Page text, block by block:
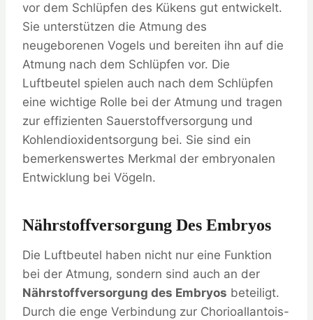
vor dem Schlüpfen des Kükens gut entwickelt.
Sie unterstützen die Atmung des
neugeborenen Vogels und bereiten ihn auf die
Atmung nach dem Schlüpfen vor. Die
Luftbeutel spielen auch nach dem Schlüpfen
eine wichtige Rolle bei der Atmung und tragen
zur effizienten Sauerstoffversorgung und
Kohlendioxidentsorgung bei. Sie sind ein
bemerkenswertes Merkmal der embryonalen
Entwicklung bei Vögeln.
Nährstoffversorgung Des Embryos
Die Luftbeutel haben nicht nur eine Funktion
bei der Atmung, sondern sind auch an der
Nährstoffversorgung des Embryos beteiligt.
Durch die enge Verbindung zur Chorioallantois-